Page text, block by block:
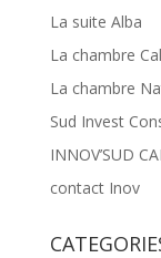
La suite Alba
La chambre
La chambre
Sud Invest
INNOV’SUD
contact Inov